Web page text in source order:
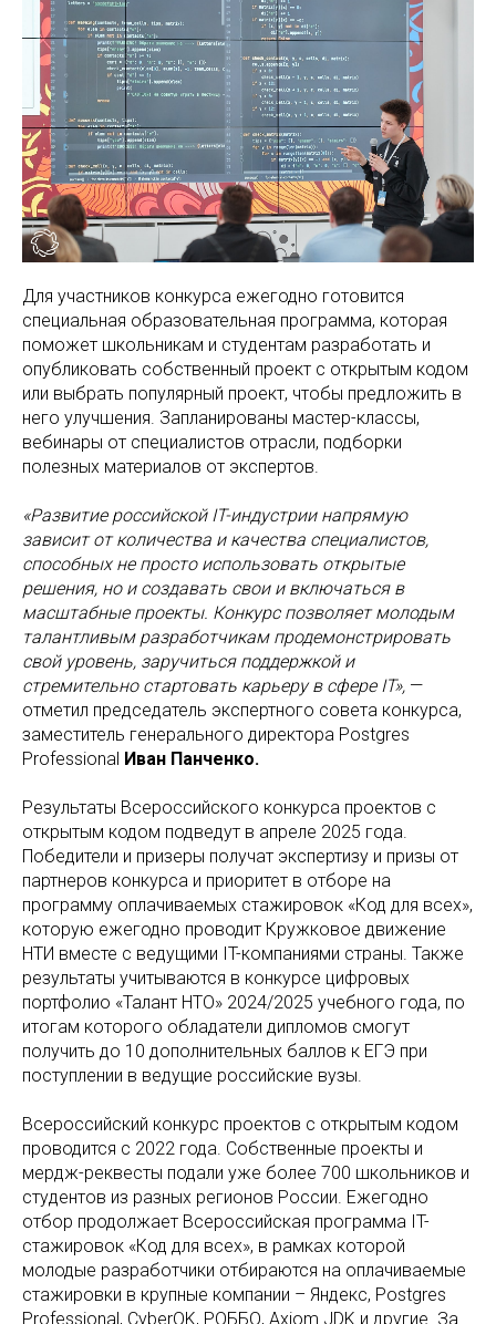
Для участников конкурса ежегодно готовится
специальная образовательная программа, которая
поможет школьникам и студентам разработать и
опубликовать собственный проект с открытым кодом
или выбрать популярный проект, чтобы предложить в
него улучшения. Запланированы мастер-классы,
вебинары от специалистов отрасли, подборки
полезных материалов от экспертов.
«Развитие российской IT-индустрии напрямую
зависит от количества и качества специалистов,
способных не просто использовать открытые
решения, но и создавать свои и включаться в
масштабные проекты. Конкурс позволяет молодым
талантливым разработчикам продемонстрировать
свой уровень, заручиться поддержкой и
стремительно стартовать карьеру в сфере IT», —
отметил председатель экспертного совета конкурса,
заместитель генерального директора Postgres
Professional Иван Панченко.
Результаты Всероссийского конкурса проектов с
открытым кодом подведут в апреле 2025 года.
Победители и призеры получат экспертизу и призы от
партнеров конкурса и приоритет в отборе на
программу оплачиваемых стажировок «Код для всех»,
которую ежегодно проводит Кружковое движение
НТИ вместе с ведущими IT-компаниями страны. Также
результаты учитываются в конкурсе цифровых
портфолио «Талант НТО» 2024/2025 учебного года, по
итогам которого обладатели дипломов смогут
получить до 10 дополнительных баллов к ЕГЭ при
поступлении в ведущие российские вузы.
Всероссийский конкурс проектов с открытым кодом
проводится с 2022 года. Собственные проекты и
мердж-реквесты подали уже более 700 школьников и
студентов из разных регионов России. Ежегодно
отбор продолжает Всероссийская программа IT-
стажировок «Код для всех», в рамках которой
молодые разработчики отбираются на оплачиваемые
стажировки в крупные компании – Яндекс, Postgres
Professional, CyberOK, РОББО, Axiom JDK и другие. За